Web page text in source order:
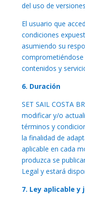
del uso de
El usuario que
condiciones
asumiendo su
comprometiéndose
contenidos y
6. Duración
SET SAIL COSTA
modificar y/o
términos y
la finalidad de
aplicable en cada
produzca se
Legal y estará
7. Ley aplicable y